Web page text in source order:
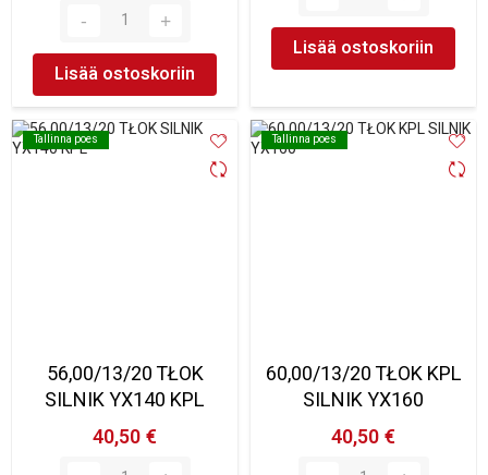
Lisää ostoskoriin
Lisää ostoskoriin
Tallinna poes
Tallinna poes
56,00/13/20 TŁOK
SILNIK YX140 KPL
40,50 €
Tallinna poes
Tallinna poes
60,00/13/20 TŁOK KPL
SILNIK YX160
40,50 €